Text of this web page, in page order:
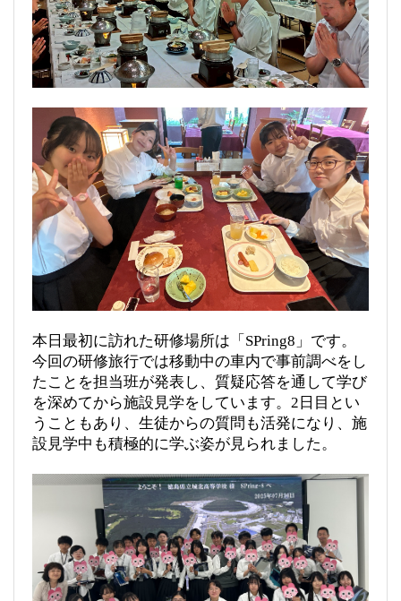
本日最初に訪れた研修場所は「SPring8」です。
今回の研修旅行では移動中の車内で事前調べをし
たことを担当班が発表し、質疑応答を通して学び
を深めてから施設見学をしています。2日目とい
うこともあり、生徒からの質問も活発になり、施
設見学中も積極的に学ぶ姿が見られました。